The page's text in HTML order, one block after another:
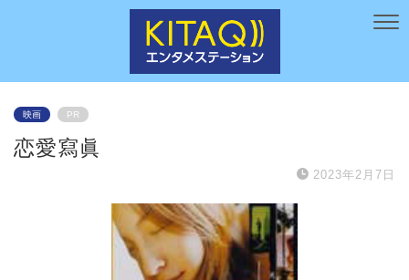
映画 PR
恋愛寫眞
2023年2月7日